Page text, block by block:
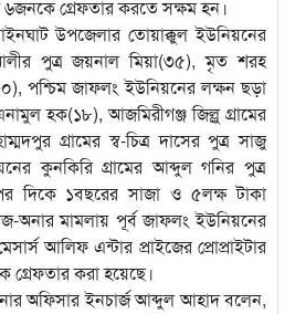
গ্রেফতার করতে সক্ষম হন।
উপজেলার তোয়াক্কুল ইউনিয়নের
আলীর পুত্র জয়নাল মিয়া(৩৫), মৃত শরহ
পশ্চিম জাফলং ইউনিয়নের লক্ষন ছড়া
হক(১৮), আজমিরীগঞ্জ জিল্লু গ্রামের
গ্রামের স্ব-চিত্র দাসের পুত্র সাজু
কুনকিরি গ্রামের আব্দুল গনির পুত্র
১বছরের সাজা ও ৫লক্ষ টাকা
অনার মামলায় পূর্ব জাফলং ইউনিয়নের
আলিফ এন্টার প্রাইজের প্রোপ্রাইটার
গ্রেফতার করা হয়েছে।
অফিসার ইনচার্জ আব্দুল আহাদ বলেন,